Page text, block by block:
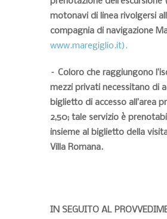
motonavi di linea rivolgersi
compagnia di navigazione
www.maregiglio.it).
– Coloro che raggiungono
mezzi privati necessitano di
biglietto di accesso all’area
2,50; tale servizio è
insieme al biglietto della
Villa Romana.
IN SEGUITO AL